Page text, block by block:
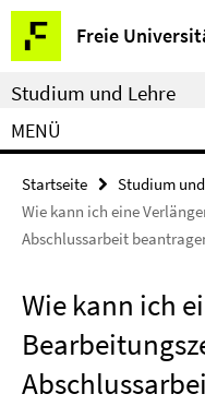
Springe
direkt
zu
Inhalt
Freie
Service-
Navigation
Studium und Lehre
MENÜ
Startseite Studium
Wie kann ich eine
Abschlussarbeit
Wie kann ich